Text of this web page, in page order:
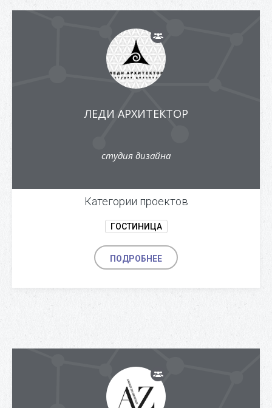
ЛЕДИ АРХИТЕКТОР
студия дизайна
Категории проектов
ГОСТИНИЦА
ПОДРОБНЕЕ